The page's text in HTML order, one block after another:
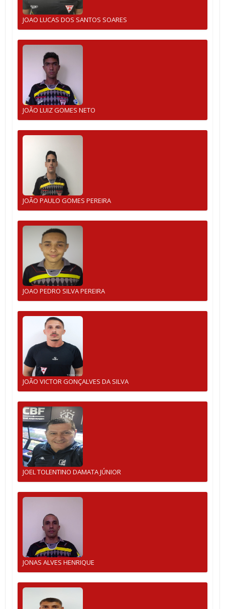
JOAO LUCAS DOS SANTOS SOARES
JOÃO LUIZ GOMES NETO
JOÃO PAULO GOMES PEREIRA
JOAO PEDRO SILVA PEREIRA
JOÃO VICTOR GONÇALVES DA SILVA
JOEL TOLENTINO DAMATA JÚNIOR
JONAS ALVES HENRIQUE